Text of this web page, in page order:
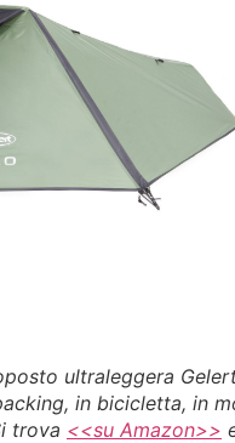
ultraleggera
in bicicletta, in
trova <<su Amazon>>